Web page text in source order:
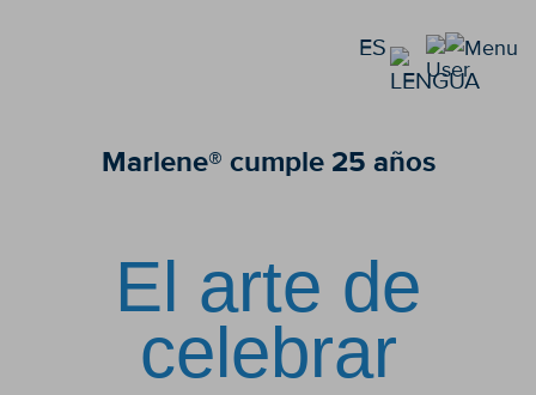
ES
Marlene® cumple 25 años
El arte de
celebrar